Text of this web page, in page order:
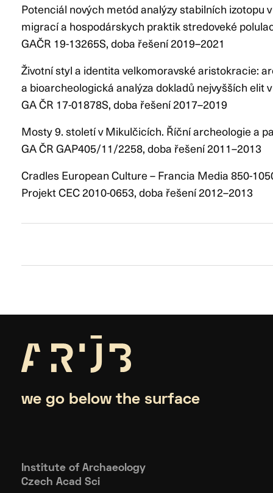
Potenciál nových metód analýzy stabilních izotopu
migrací a hospodárskych praktik stredoveké
GAČR 19-13265S, doba řešení 2019–2021
Životní styl a identita velkomoravské aristokracie:
a bioarcheologická analýza dokladů nejvyšších elit
GA ČR 17-01878S, doba řešení 2017–2019
Mosty 9. století v Mikulčicích. Říční archeologie a
GA ČR GAP405/11/2258, doba řešení 2011–2013
Cradles European Culture – Francia Media 850-
Projekt CEC 2010-0653, doba řešení 2012–2013
we go below the surface
Institute of Archaeology
Czech Acad Sci